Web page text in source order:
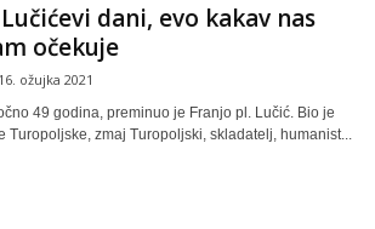
dani, evo kakav nas
očekuje
16. ožujka 2021
49 godina, preminuo je Franjo pl. Lučić. Bio je
Turopoljske, zmaj Turopoljski, skladatelj, humanist...